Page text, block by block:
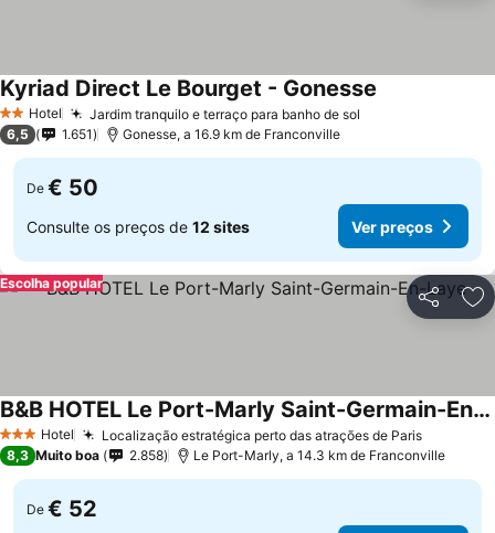
2 Estrelas
Hotel Jardim tranquilo e terraço para banho de sol
Kyriad Direct Le Bourget - Gonesse
6,5 1.651 Gonesse, a 16.9 km de Franconville
De € 50
Consulte os preços de 12 sites Ver preços
Partilhar
Escolha popular
3 EstrelasHotel Localização estratégica perto das atrações de ParisVer
B&B HOTEL Le Port-Marly Saint-Germain-En-Laye
Ver preços
8,3 Muito boa 2.858 Le Port-Marly, a 14.3 km de Franconville
De € 52